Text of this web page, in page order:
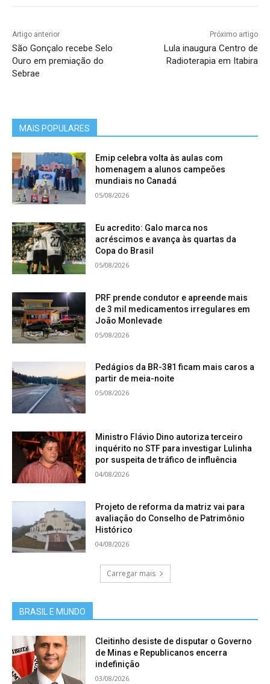
Artigo anterior
São Gonçalo recebe Selo
Ouro em premiação do
Sebrae
Próximo artigo
Lula inaugura Centro de
Radioterapia em Itabira
MAIS POPULARES
Emip celebra volta às aulas com
homenagem a alunos campeões
mundiais no Canadá
05/08/2026
Eu acredito: Galo marca nos
acréscimos e avança às quartas da
Copa do Brasil
05/08/2026
PRF prende condutor e apreende mais
de 3 mil medicamentos irregulares em
João Monlevade
05/08/2026
Pedágios da BR-381 ficam mais caros a
partir de meia-noite
05/08/2026
Ministro Flávio Dino autoriza terceiro
inquérito no STF para investigar Lulinha
por suspeita de tráfico de influência
04/08/2026
Projeto de reforma da matriz vai para
avaliação do Conselho de Patrimônio
Histórico
04/08/2026
Carregar mais
BRASIL E MUNDO
Cleitinho desiste de disputar o Governo
de Minas e Republicanos encerra
indefinição
03/08/2026